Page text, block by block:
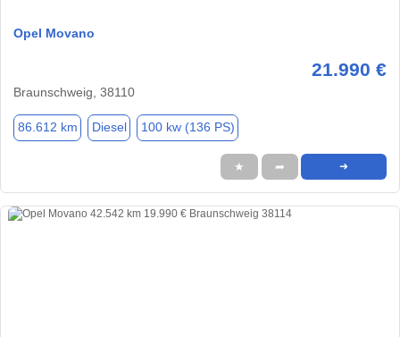
Opel Movano
21.990 €
Braunschweig, 38110
86.612 km Diesel 100 kw (136 PS)
★ ➦ ➜